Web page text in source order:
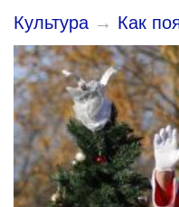
Культура→ Как